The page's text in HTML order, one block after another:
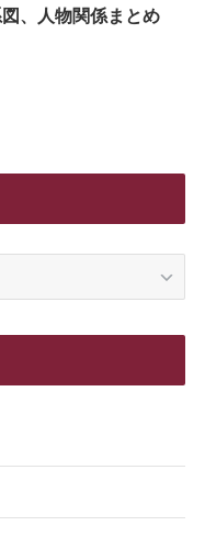
、人物関係まとめ